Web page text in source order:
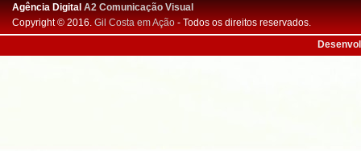
Agência DigitalA2 Comunicação Visual
Copyright © 2016. Gil Costa em Ação - Todos os direitos reservados.